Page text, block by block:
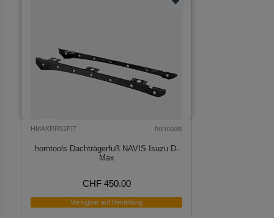
HMAXRR01FIT horntools
horntools Dachträgerfuß NAVIS Isuzu D-
Max
CHF 450.00
Verfügbar auf Bestellung